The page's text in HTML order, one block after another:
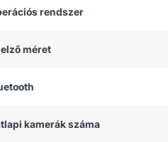
rendszer
méret
kamerák száma